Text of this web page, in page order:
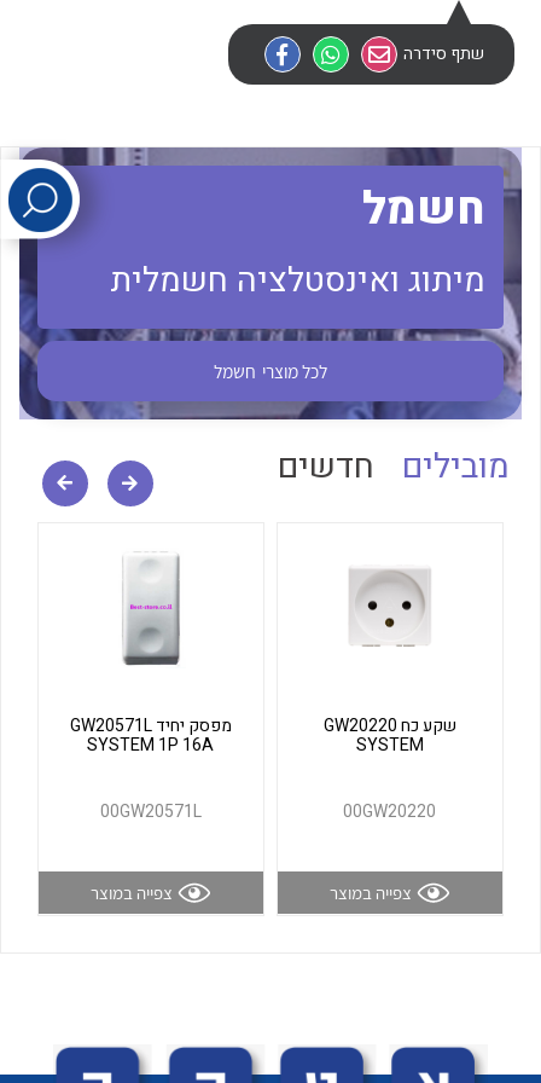
לכל מוצרי היצרן
לכל מוצרי היצרן לכל מוצרי היצרן
שתף סידרה
חשמל
מיתוג ואינסטלציה חשמלית
לכל מוצרי חשמל
מובילים חדשים
שקע כח GW20220
SYSTEM
00GW20220
צפייה במוצר
מפסק יחיד GW20571L
SYSTEM 1P 16A
00GW20571L
צפייה במוצר